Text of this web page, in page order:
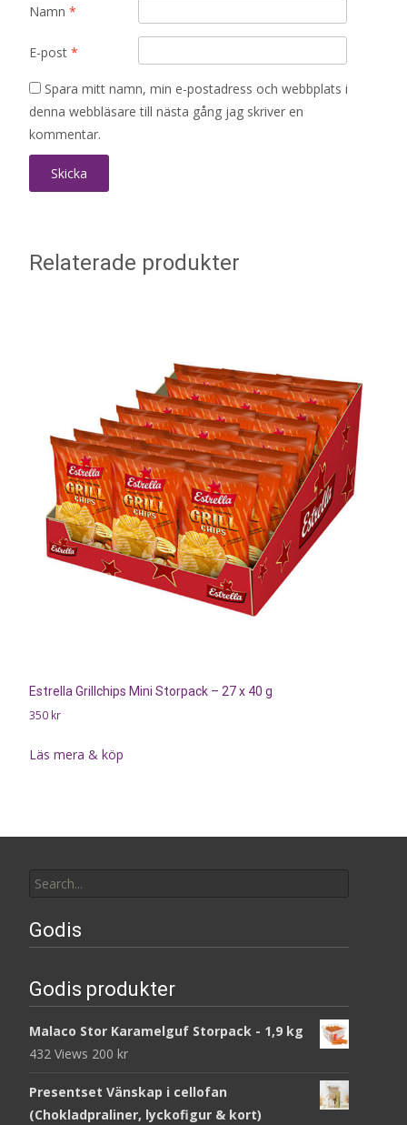
Namn *
E-post *
Spara mitt namn, min e-postadress och webbplats i
denna webbläsare till nästa gång jag skriver en
kommentar.
Relaterade produkter
Estrella Grillchips Mini Storpack – 27 x 40 g
350 kr
Läs mera & köp
for:
Godis
Godis produkter
Malaco Stor Karamelguf Storpack - 1,9 kg
432 Views 200 kr
Presentset Vänskap i cellofan
(Chokladpraliner, lyckofigur & kort)